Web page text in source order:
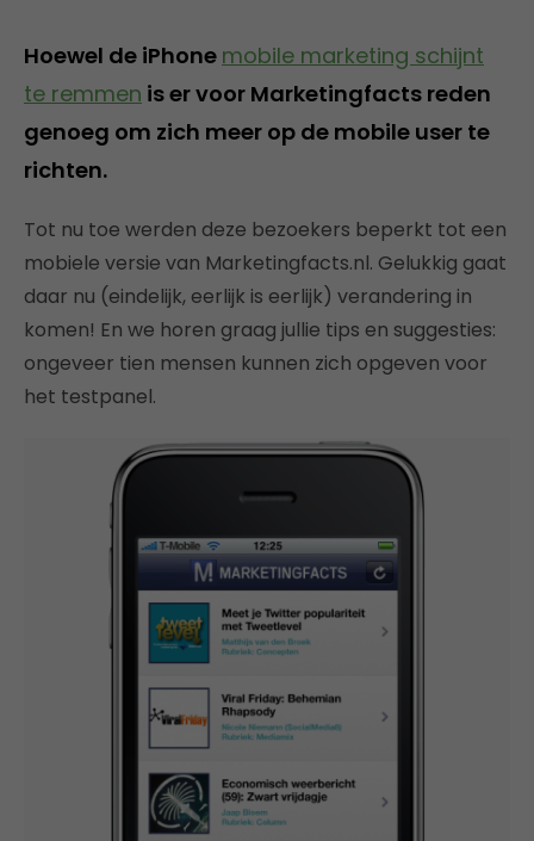
Hoewel de iPhone mobile marketing schijnt
te remmen is er voor Marketingfacts reden
genoeg om zich meer op de mobile user te
richten.
Tot nu toe werden deze bezoekers beperkt tot een
mobiele versie van Marketingfacts.nl. Gelukkig gaat
daar nu (eindelijk, eerlijk is eerlijk) verandering in
komen! En we horen graag jullie tips en suggesties:
ongeveer tien mensen kunnen zich opgeven voor
het testpanel.